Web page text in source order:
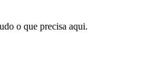
o que precisa aqui.